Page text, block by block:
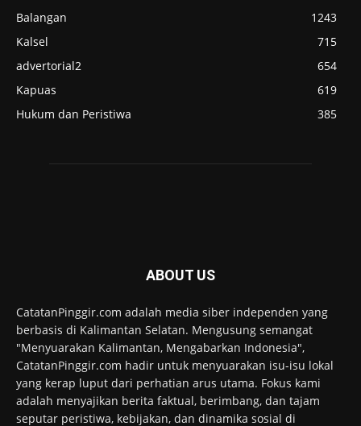
Balangan
1243
Kalsel
715
advertorial2
654
Kapuas
619
Hukum dan Peristiwa
385
ABOUT US
CatatanPinggir.com adalah media siber independen yang
berbasis di Kalimantan Selatan. Mengusung semangat
"Menyuarakan Kalimantan, Mengabarkan Indonesia",
CatatanPinggir.com hadir untuk menyuarakan isu-isu lokal
yang kerap luput dari perhatian arus utama. Fokus kami
adalah menyajikan berita faktual, berimbang, dan tajam
seputar peristiwa, kebijakan, dan dinamika sosial di